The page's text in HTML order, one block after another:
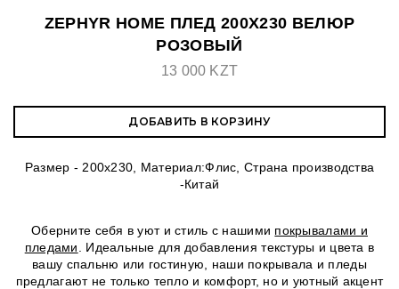
ZEPHYR HOME ПЛЕД 200Х230 ВЕЛЮР
РОЗОВЫЙ
13 000 KZT
ДОБАВИТЬ В КОРЗИНУ
Размер - 200х230, Материал:Флис, Страна производства
-Китай
Оберните себя в уют и стиль с нашими покрывалами и
пледами
. Идеальные для добавления текстуры и цвета в
вашу спальню или гостиную, наши покрывала и пледы
предлагают не только тепло и комфорт, но и уютный акцент